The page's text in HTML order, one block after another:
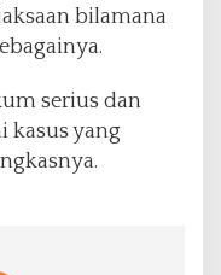
bilamana
serius dan
kasus yang